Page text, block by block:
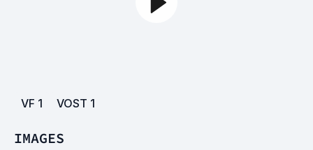
VF 1 VOST 1
IMAGES